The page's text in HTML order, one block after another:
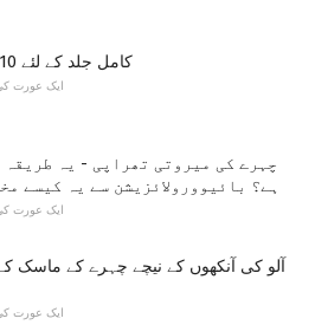
کامل جلد کے لئے 10 اقدامات
ایک عورت
چہرے کی میروتی تھراپی - یہ طریقہ
ہے؟ بائیوورولائزیشن سے یہ کیسے
ایک عورت
آلو کی آنکھوں کے نیچے چہرے کے ماسک
ایک عورت